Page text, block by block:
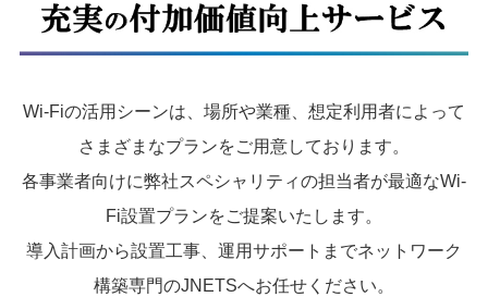
Wi-Fiの活用シーンは、場所や業種、想定利用者によって
さまざまなプランをご用意しております。
各事業者向けに弊社スペシャリティの担当者が最適なWi-
Fi設置プランをご提案いたします。
導入計画から設置工事、運用サポートまでネットワーク
構築専門のJNETSへお任せください。